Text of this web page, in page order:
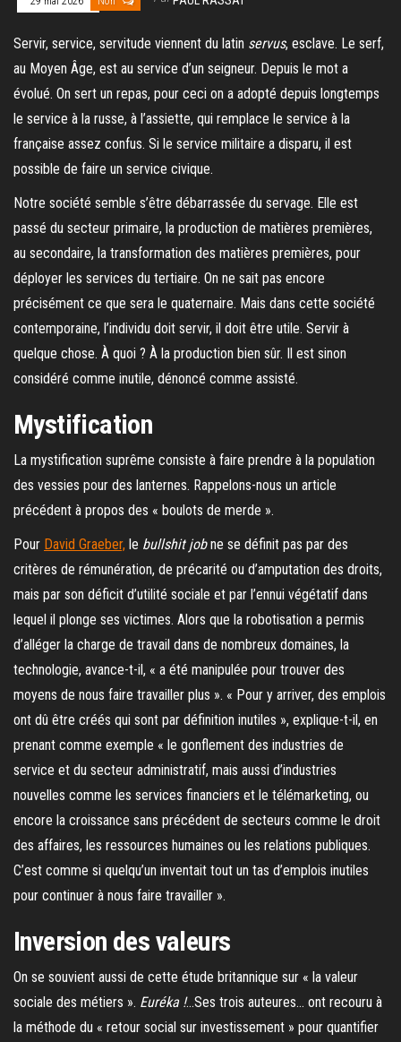
Servir, service, servitude viennent du latin servus, esclave. Le serf,
au Moyen Âge, est au service d’un seigneur. Depuis le mot a
évolué. On sert un repas, pour ceci on a adopté depuis longtemps
le service à la russe, à l’assiette, qui remplace le service à la
française assez confus. Si le service militaire a disparu, il est
possible de faire un service civique.
Notre société semble s’être débarrassée du servage. Elle est
passé du secteur primaire, la production de matières premières,
au secondaire, la transformation des matières premières, pour
déployer les services du tertiaire. On ne sait pas encore
précisément ce que sera le quaternaire. Mais dans cette société
contemporaine, l’individu doit servir, il doit être utile. Servir à
quelque chose. À quoi ? À la production bien sûr. Il est sinon
considéré comme inutile, dénoncé comme assisté.
Mystification
La mystification suprême consiste à faire prendre à la population
des vessies pour des lanternes. Rappelons-nous un article
précédent à propos des « boulots de merde ».
Pour David Graeber, le bullshit jobne se définit pas par des
critères de rémunération, de précarité ou d’amputation des droits,
mais par son déficit d’utilité sociale et par l’ennui végétatif dans
lequel il plonge ses victimes. Alors que la robotisation a permis
d’alléger la charge de travail dans de nombreux domaines, la
technologie, avance-t-il, « a été manipulée pour trouver des
moyens de nous faire travailler plus ». « Pour y arriver, des emplois
ont dû être créés qui sont par définition inutiles », explique-t-il, en
prenant comme exemple « le gonflement des industries de
service et du secteur administratif, mais aussi d’industries
nouvelles comme les services financiers et le télémarketing, ou
encore la croissance sans précédent de secteurs comme le droit
des affaires, les ressources humaines ou les relations publiques.
C’est comme si quelqu’un inventait tout un tas d’emplois inutiles
pour continuer à nous faire travailler ».
Inversion des valeurs
On se souvient aussi de cette étude britannique sur « la valeur
sociale des métiers ». Euréka !…Ses trois auteures… ont recouru à
la méthode du « retour social sur investissement » pour quantifier